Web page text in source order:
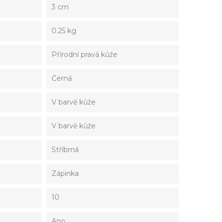
3 cm
0.25 kg
Přírodní pravá kůže
Černá
V barvě kůže
V barvě kůže
Stříbrná
Zápinka
10